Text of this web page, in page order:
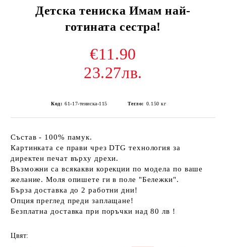
Детска тениска Имам най-
готината сестра!
€11.90
23.27лв.
Код: 61-17-тениска-115 Тегло: 0.150 кг
Състав - 100% памук.
Картинката се прави чрез DTG технология за
директен печат върху дрехи.
Възможни са всякакви корекции по модела по ваше
желание. Моля опишете ги в поле "Бележки".
Бърза доставка до 2 работни дни!
Опция преглед преди заплащане!
Безплатна доставка при поръчки над 80 лв !
Цвят: